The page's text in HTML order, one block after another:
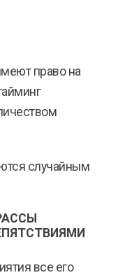
право на
случайным
все его